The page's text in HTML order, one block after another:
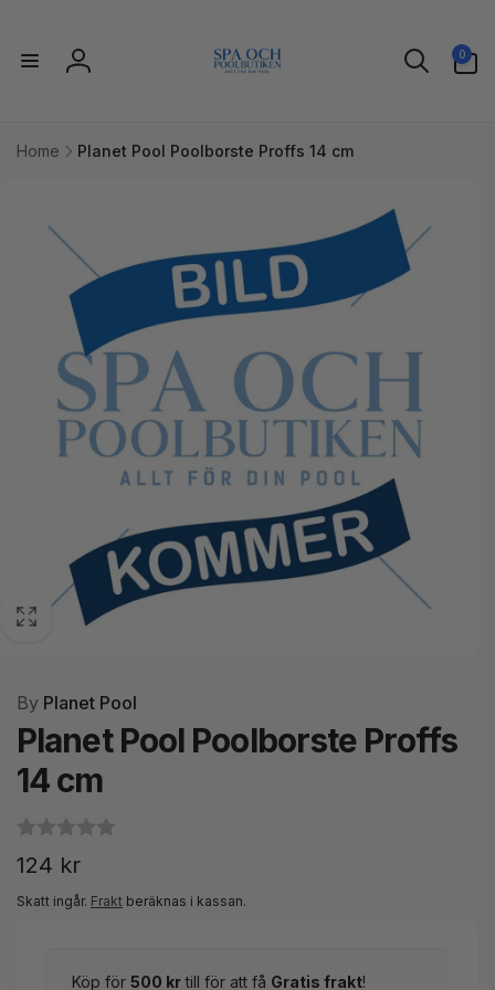
innehåll
Logga
0
artiklar
Home
Planet Pool Poolborste Proffs 14 cm
By Planet Pool
Planet Pool Poolborste Proffs
14 cm
Ordinarie
pris
124 kr
Skatt ingår. Frakt beräknas i kassan.
Köp för 500 krtill för att få Gratis frakt!